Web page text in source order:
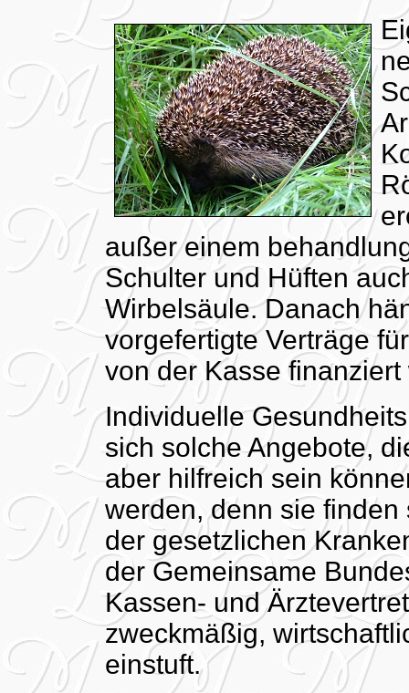
außer einem
Schulter und Hüften
Wirbelsäule. Danach
vorgefertigte Verträge
von der Kasse finanziert
Individuelle
sich solche Angebote,
aber hilfreich sein
werden, denn sie
der gesetzlichen
der Gemeinsame
Kassen- und
zweckmäßig,
einstuft.